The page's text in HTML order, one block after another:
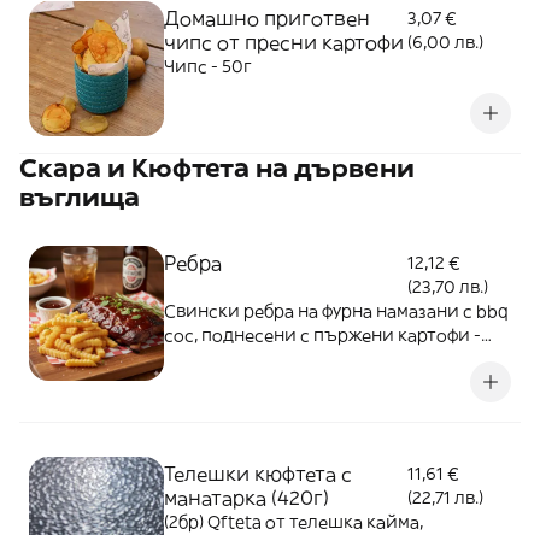
Домашно приготвен
чипс от пресни картофи
3,07 €
(6,00 лв.)
Чипс - 50г
Скара и Кюфтета на дървени
въглища
Ребра
12,12 €
(23,70 лв.)
Свински ребра на фурна намазани с bbq
сос, поднесени с пържени картофи -
Телешки кюфтета с
манатарка (420г)
11,61 €
(22,71 лв.)
(2бр) Qfteta от телешка кайма,